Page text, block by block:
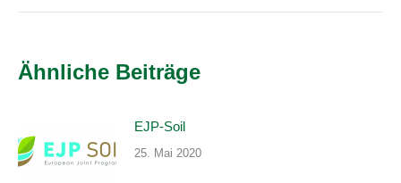
Ähnliche Beiträge
EJP-Soil
25. Mai 2020